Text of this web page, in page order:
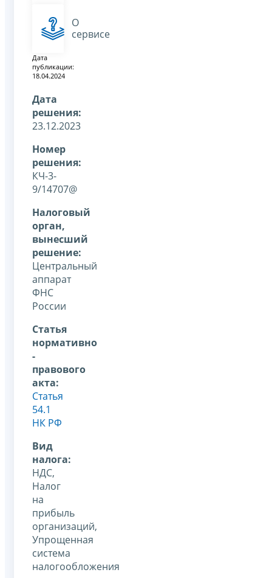
О
сервисе
Дата
публикации:
18.04.2024
Дата
решения:
23.12.2023
Номер
решения:
КЧ-3-
9/14707@
Налоговый
орган,
вынесший
решение:
Центральный
аппарат
ФНС
России
Статья
нормативно
-
правового
акта:
Статья
54.1
НК РФ
Вид
налога:
НДС,
Налог
на
прибыль
организаций,
Упрощенная
система
налогообложения